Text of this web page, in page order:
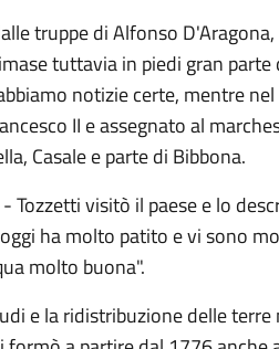
truppe di Alfonso
tuttavia in piedi gran
notizie certe, mentre
II e assegnato al
Casale e parte di Bibbona.
Tozzetti visitò il paese e lo
ha molto patito e vi sono
molto buona".
e la ridistribuzione delle